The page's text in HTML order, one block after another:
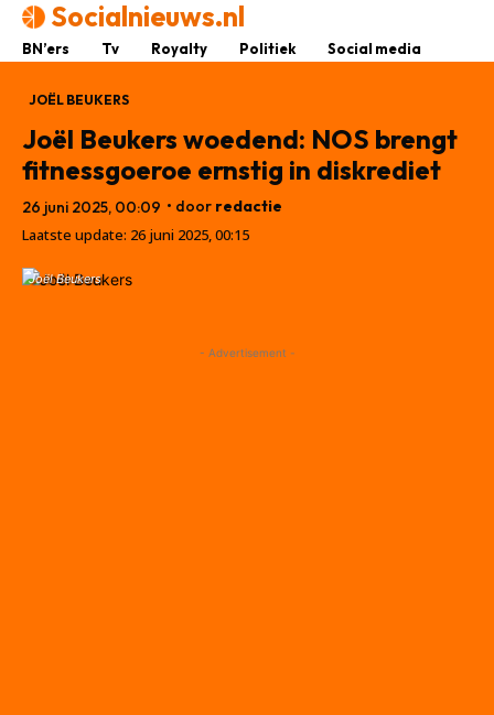
Socialnieuws.nl
BN’ers Tv Royalty Politiek Social media
JOËL BEUKERS
Joël Beukers woedend: NOS brengt
fitnessgoeroe ernstig in diskrediet
26 juni 2025, 00:09 • door redactie
Laatste update: 26 juni 2025, 00:15
Joël Beukers
- Advertisement -